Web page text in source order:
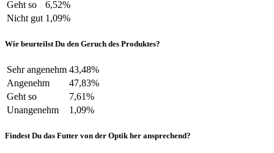
Geht so
6,52%
Nicht gut 1,09%
Wie beurteilst Du den Geruch des Produktes?
Sehr angenehm 43,48%
Angenehm
47,83%
Geht so
7,61%
Unangenehm
1,09%
Findest Du das Futter von der Optik her ansprechend?